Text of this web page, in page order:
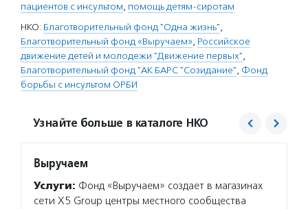
пациентов с инсультом, помощь детям-сиротам
НКО: Благотворительный фонд "Одна жизнь",
Благотворительный фонд «Выручаем», Российское
движение детей и молодежи "Движение первых",
Благотворительный фонд "АК БАРС "Созидание", Фонд
борьбы с инсультом ОРБИ
Узнайте больше в каталоге НКО
Выручаем
Услуги: Фонд «Выручаем» создает в магазинах
сети Х5 Group центры местного сообщества